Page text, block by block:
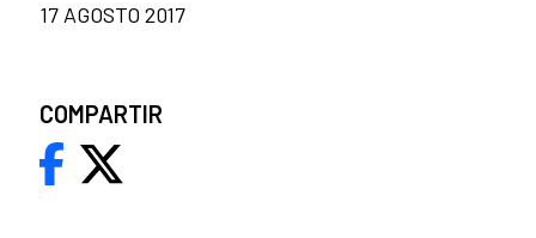
17 AGOSTO 2017
COMPARTIR